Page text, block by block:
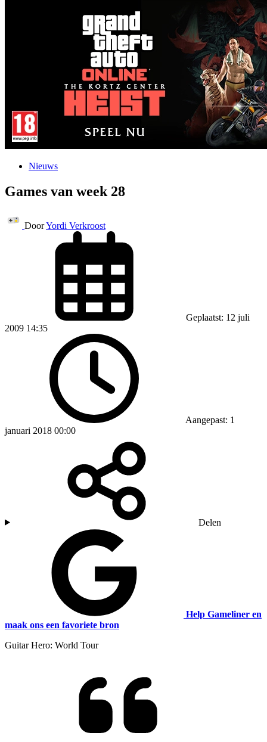
Nieuws
Games van week 28
DoorYordi Verkroost
Geplaatst: 12 juli
2009 14:35
Aangepast: 1
januari 2018 00:00
Delen
Help Gameliner en
maak ons een favoriete bron
Guitar Hero: World Tour